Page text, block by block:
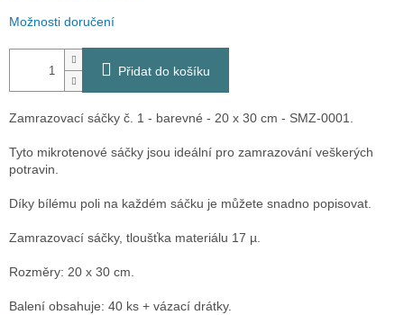
Možnosti doručení
Přidat do košíku
Zamrazovací sáčky č. 1 - barevné - 20 x 30 cm - SMZ-0001.
Tyto mikrotenové sáčky jsou ideální pro zamrazování veškerých
potravin.
Díky bílému poli na každém sáčku je můžete snadno popisovat.
Zamrazovací sáčky, tloušťka materiálu 17 µ.
Rozměry: 20 x 30 cm.
Balení obsahuje: 40 ks + vázací drátky.